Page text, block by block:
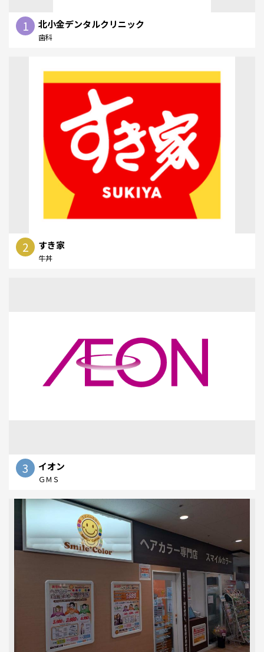
1 北小金デンタルクリニック
歯科
2 すき家
牛丼
3 イオン
ＧＭＳ